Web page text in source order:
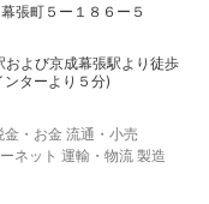
張町５ー１８６ー５
よび京成幕張駅より徒歩
ターより５分)
金・お金 流通・小売
ネット 運輸・物流 製造